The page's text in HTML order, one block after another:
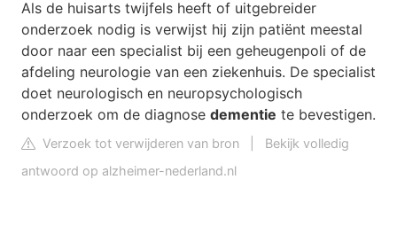
Als de huisarts twijfels heeft of uitgebreider
onderzoek nodig is verwijst hij zijn patiënt meestal
door naar een specialist bij een geheugenpoli of de
afdeling neurologie van een ziekenhuis. De specialist
doet neurologisch en neuropsychologisch
onderzoek om de diagnose dementie te bevestigen.
Verzoek tot verwijderen van bron
Bekijk volledig
antwoord op alzheimer-nederland.nl